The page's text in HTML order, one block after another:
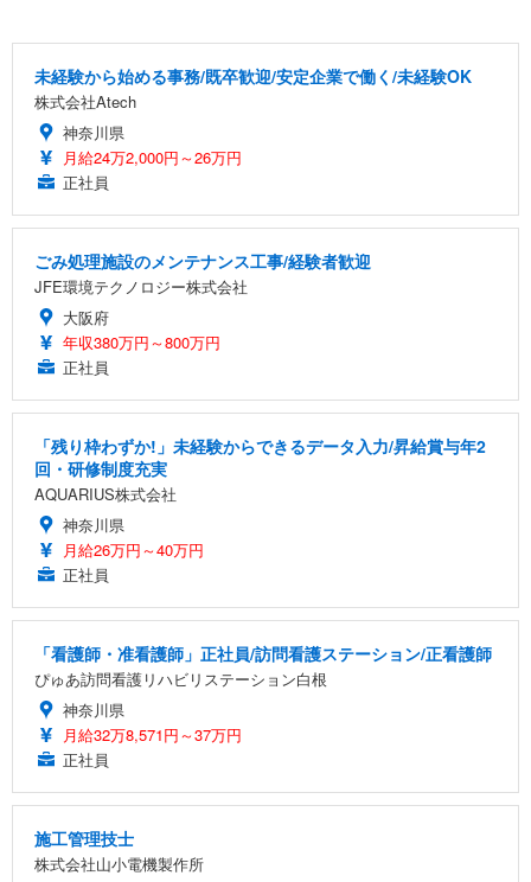
未経験から始める事務/既卒歓迎/安定企業で働く/未経験OK
株式会社Atech
神奈川県
月給24万2,000円～26万円
正社員
ごみ処理施設のメンテナンス工事/経験者歓迎
JFE環境テクノロジー株式会社
大阪府
年収380万円～800万円
正社員
「残り枠わずか!」未経験からできるデータ入力/昇給賞与年2
回・研修制度充実
AQUARIUS株式会社
神奈川県
月給26万円～40万円
正社員
「看護師・准看護師」正社員/訪問看護ステーション/正看護師
ぴゅあ訪問看護リハビリステーション白根
神奈川県
月給32万8,571円～37万円
正社員
施工管理技士
株式会社山小電機製作所